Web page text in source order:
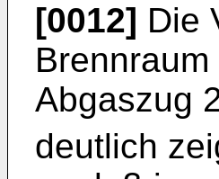
[0012] Die
Abgaszug
deutlich